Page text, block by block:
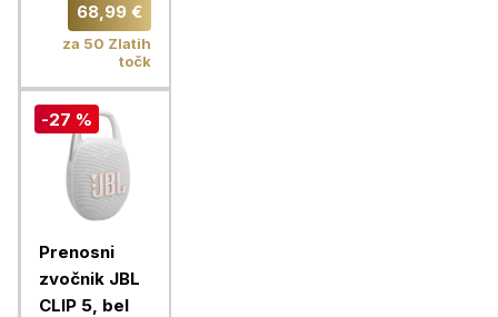
68,99 €
za 50 Zlatih
točk
-27 %
Prenosni
zvočnik JBL
CLIP 5, bel